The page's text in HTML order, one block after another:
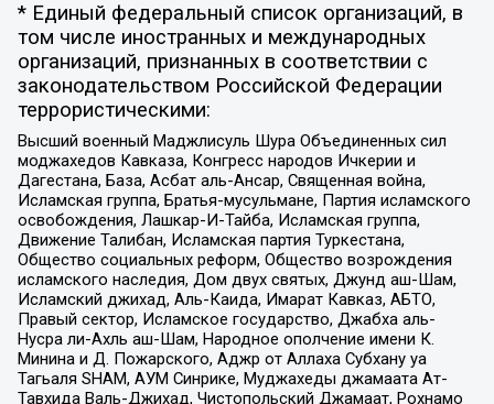
* Единый федеральный список организаций, в
том числе иностранных и международных
организаций, признанных в соответствии с
законодательством Российской Федерации
террористическими:
Высший военный Маджлисуль Шура Объединенных сил
моджахедов Кавказа, Конгресс народов Ичкерии и
Дагестана, База, Асбат аль-Ансар, Священная война,
Исламская группа, Братья-мусульмане, Партия исламского
освобождения, Лашкар-И-Тайба, Исламская группа,
Движение Талибан, Исламская партия Туркестана,
Общество социальных реформ, Общество возрождения
исламского наследия, Дом двух святых, Джунд аш-Шам,
Исламский джихад, Аль-Каида, Имарат Кавказ, АБТО,
Правый сектор, Исламское государство, Джабха аль-
Нусра ли-Ахль аш-Шам, Народное ополчение имени К.
Минина и Д. Пожарского, Аджр от Аллаха Субхану уа
Тагьаля SHAM, АУМ Синрике, Муджахеды джамаата Ат-
Тавхида Валь-Джихад, Чистопольский Джамаат, Рохнамо